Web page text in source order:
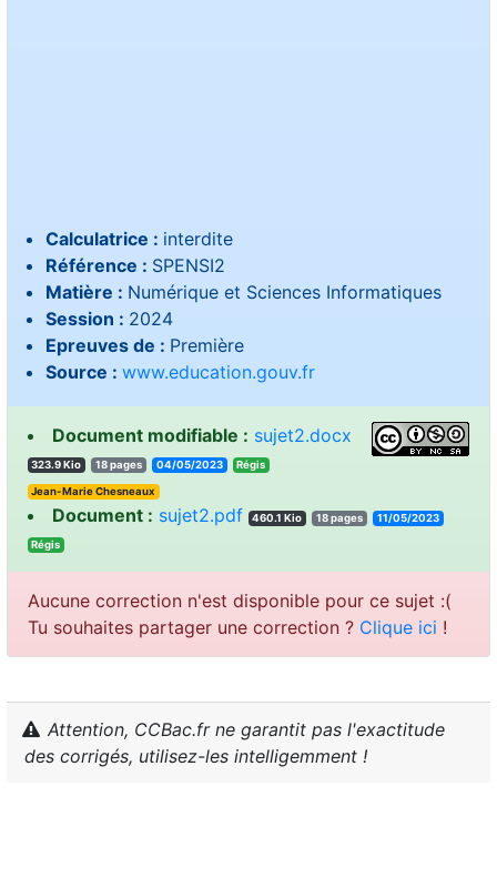
Calculatrice : interdite
Référence : SPENSI2
Matière : Numérique et Sciences Informatiques
Session : 2024
Epreuves de : Première
Source : www.education.gouv.fr
Document modifiable : sujet2.docx
323.9 Kio 18 pages 04/05/2023 sigéR
Jean-Marie Chesneaux
Document : sujet2.pdf 460.1 Kio 18 pages 11/05/2023
sigéR
Aucune correction n'est disponible pour ce sujet :(
Tu souhaites partager une correction ? Clique ici !
Attention, CCBac.fr ne garantit pas l'exactitude
des corrigés, utilisez-les intelligemment !